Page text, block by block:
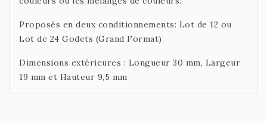
Proposés en deux conditionnements: Lot de 12 ou
Lot de 24 Godets (Grand Format)
Dimensions extérieures : Longueur 30 mm, Largeur
19 mm et Hauteur 9,5 mm